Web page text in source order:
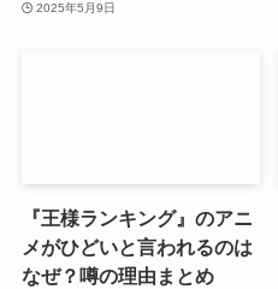
2025年5月9日
『王様ランキング』のアニ
メがひどいと言われるのは
なぜ？噂の理由まとめ